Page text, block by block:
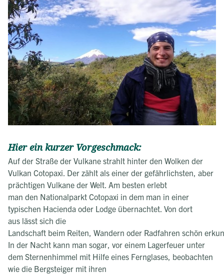
Hier ein kurzer Vorgeschmack:
Auf der Straße der Vulkane strahlt hinter den Wolken der
Vulkan Cotopaxi. Der zählt als einer der gefährlichsten, aber
prächtigen Vulkane der Welt. Am besten erlebt
man den Nationalparkt Cotopaxi in dem man in einer
typischen Hacienda oder Lodge übernachtet. Von dort
aus lässt sich die
Landschaft beim Reiten, Wandern oder Radfahren schön
In der Nacht kann man sogar, vor einem Lagerfeuer unter
dem Sternenhimmel mit Hilfe eines Fernglases, beobachten
wie die Bergsteiger mit ihren